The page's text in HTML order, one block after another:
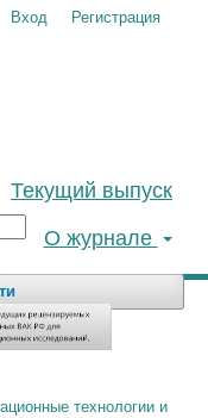
Текущий выпуск
О журнале
Регистрация
Вход
технологии и